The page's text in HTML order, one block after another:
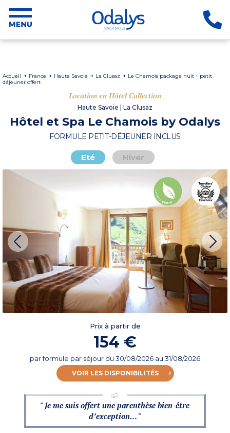
Accueil France Haute Savoie La Clusaz
Le Chamois package nuit + petit
déjeuner offert
Location en Hôtel Collection
Haute Savoie | La Clusaz
Hôtel et Spa Le Chamois by Odalys
FORMULE PETIT-DÉJEUNER INCLUS
Eté Hiver
Prix à partir de
154 €
par formule par séjour du 30/08/2026 au 31/08/2026
VOIR LES DISPONIBILITÉS
" Je me suis offert une parenthèse bien-être
d’exception… "